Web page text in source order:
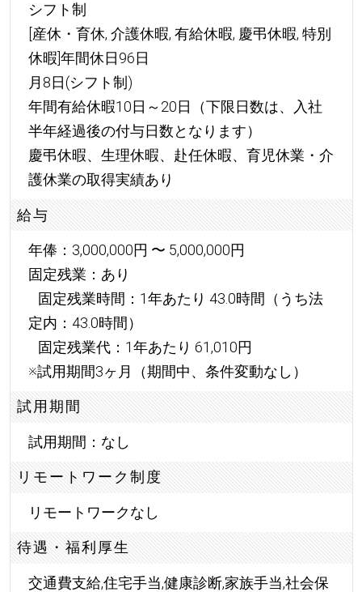
シフト制
[産休・育休, 介護休暇, 有給休暇, 慶弔休暇, 特別
休暇]年間休日96日
月8日(シフト制)
年間有給休暇10日～20日（下限日数は、入社
半年経過後の付与日数となります）
慶弔休暇、生理休暇、赴任休暇、育児休業・介
護休業の取得実績あり
給与
年俸：3,000,000円 〜 5,000,000円
固定残業：あり
固定残業時間：1年あたり 43.0時間（うち法
定内：43.0時間）
固定残業代：1年あたり 61,010円
※試用期間3ヶ月（期間中、条件変動なし）
試用期間
試用期間：なし
リモートワーク制度
リモートワークなし
待遇・福利厚生
交通費支給,住宅手当,健康診断,家族手当,社会保